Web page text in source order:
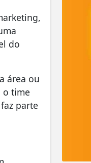
do
área ou
o time
parte